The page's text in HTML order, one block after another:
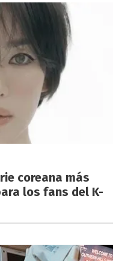
coreana más
los fans del K-